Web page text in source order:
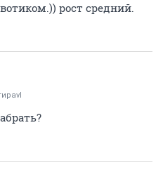
рост средний.